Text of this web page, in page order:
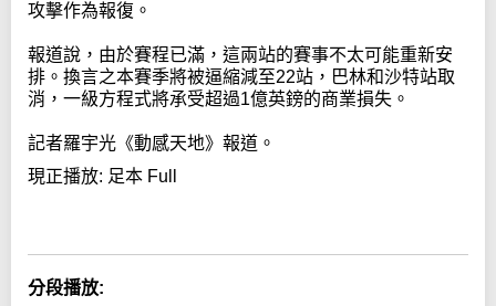
攻擊作為報復。
報道說，由於賽程已滿，這兩站的賽事不太可能重新安
排。換言之本賽季將被逼縮減至22站，巴林和沙特站取
消，一級方程式將承受超過1億英鎊的商業損失。
記者羅宇光《動感天地》報道。
現正播放: 足本 Full
分段播放: